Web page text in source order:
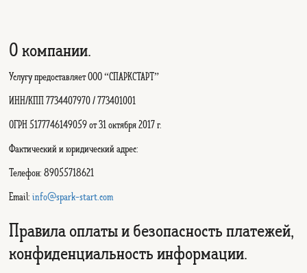
О компании.
Услугу предоставляет ООО “СПАРКСТАРТ”
ИНН/КПП7734407970 / 773401001
ОГРН5177746149059 от 31 октября 2017 г.
Фактический и юридический адрес:
Телефон: 89055718621
Email:info@spark-start.com
Правила оплаты и безопасность платежей,
конфиденциальность информации.